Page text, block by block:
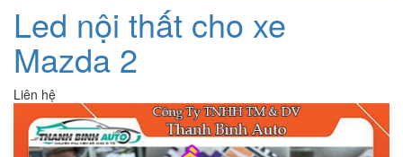
Led nội thất cho xe
Mazda 2
Liên hệ